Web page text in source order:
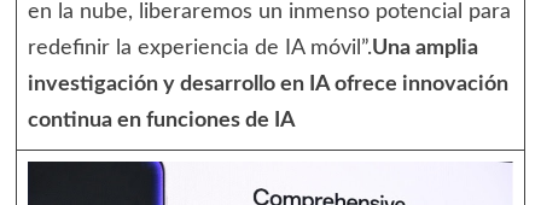
en la nube, liberaremos un inmenso potencial para
redefinir la experiencia de IA móvil”.Una amplia
investigación y desarrollo en IA ofrece innovación
continua en funciones de IA